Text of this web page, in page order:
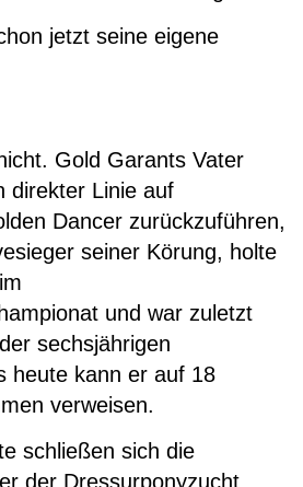
jetzt seine eigene
Gold Garants Vater
direkter Linie auf
Dancer zurückzuführen,
seiner Körung, holte
und war zuletzt
sechsjährigen
heute kann er auf 18
verweisen.
schließen sich die
der Dressurponyzucht